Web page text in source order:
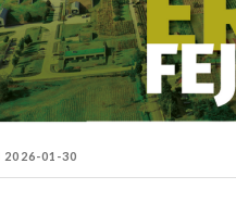
2026-01-30